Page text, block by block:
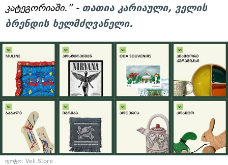
კატეგორიაში.” - თათია კარიაული, ველის
ბრენდის ხელმძღვანელი.
ფოტო: Veli.Store